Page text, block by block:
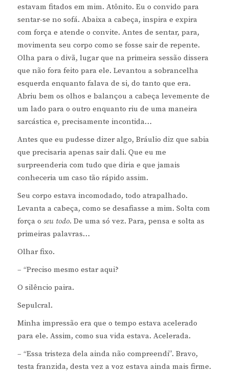
estavam fitados em mim. Atônito. Eu o convido para
sentar-se no sofá. Abaixa a cabeça, inspira e expira
com força e atende o convite. Antes de sentar, para,
movimenta seu corpo como se fosse sair de repente.
Olha para o divã, lugar que na primeira sessão dissera
que não fora feito para ele. Levantou a sobrancelha
esquerda enquanto falava de si, do tanto que era.
Abriu bem os olhos e balançou a cabeça levemente de
um lado para o outro enquanto riu de uma maneira
sarcástica e, precisamente incontida…
Antes que eu pudesse dizer algo, Bráulio diz que sabia
que precisaria apenas sair dali. Que eu me
surpreenderia com tudo que diria e que jamais
conheceria um caso tão rápido assim.
Seu corpo estava incomodado, todo atrapalhado.
Levanta a cabeça, como se desafiasse a mim. Solta com
força o seu todo. De uma só vez. Para, pensa e solta as
primeiras palavras…
Olhar fixo.
– “Preciso mesmo estar aqui?
O silêncio paira.
Sepulcral.
Minha impressão era que o tempo estava acelerado
para ele. Assim, como sua vida estava. Acelerada.
– “Essa tristeza dela ainda não compreendi”. Bravo,
testa franzida, desta vez a voz estava ainda mais firme.